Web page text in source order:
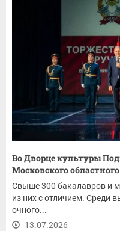
Во Дворце культуры
Московского
Свыше 300 бакалавров и
из них с отличием. Среди
очного...
13.07.2026